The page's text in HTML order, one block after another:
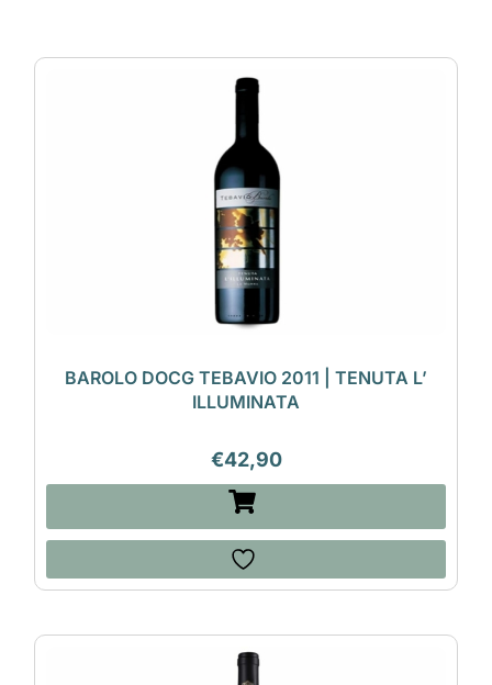
BAROLO DOCG TEBAVIO 2011 | TENUTA L’
ILLUMINATA
€42,90